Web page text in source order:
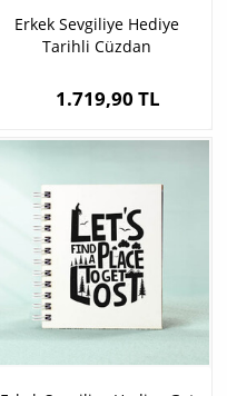
Erkek Sevgiliye Hediye
Tarihli Cüzdan
1.719,90 TL